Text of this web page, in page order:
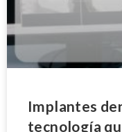
Implantes
tecnología